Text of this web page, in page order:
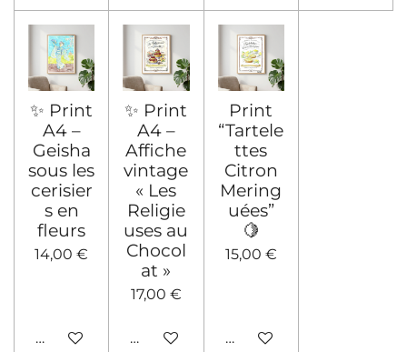
✨ Print
A4 –
Geisha
sous les
cerisier
s en
fleurs
14,00 €
Voir les détails
✨ Print
A4 –
Affiche
vintage
« Les
Religie
uses au
Chocol
at »
17,00 €
Voir les détails
Print
“Tartele
ttes
Citron
Mering
uées”
🍋
15,00 €
Ajouter au panier